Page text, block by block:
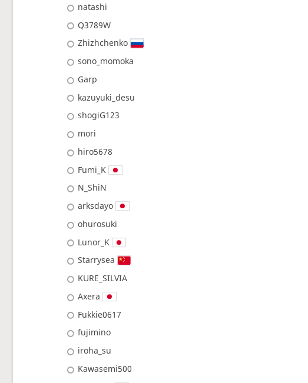
natashi
Q3789W
Zhizhchenko
sono_momoka
Garp
kazuyuki_desu
shogiG123
mori
hiro5678
Fumi_K
N_ShiN
arksdayo
ohurosuki
Lunor_K
Starrysea
KURE_SILVIA
Axera
Fukkie0617
fujimino
iroha_su
Kawasemi500